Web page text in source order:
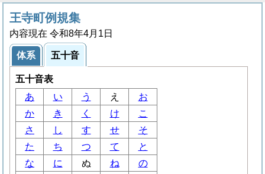
王寺町例規集
内容現在 令和8年4月1日
体系 五十音
五十音表
あ
い う え
お
か
き く け
こ
さ
し す せ
そ
た
ち つ て
と
な
に ぬ ね
の